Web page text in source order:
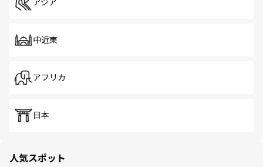
アジア
中近東
アフリカ
日本
人気スポット